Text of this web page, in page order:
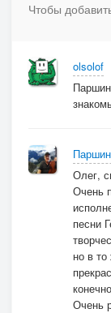
Чтобы
olsolof
Олег,
Очень
песни
но в
Очень